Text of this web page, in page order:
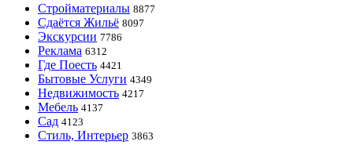
Стройматериалы 8877
Сдаётся Жильё 8097
Экскурсии 7786
Реклама 6312
Где Поесть 4421
Бытовые Услуги 4349
Недвижимость 4217
Мебель 4137
Сад 4123
Стиль, Интерьер 3863